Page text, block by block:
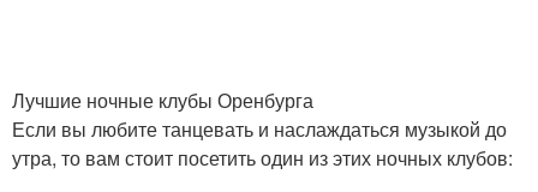
Лучшие ночные клубы Оренбурга
Если вы любите танцевать и наслаждаться музыкой до
утра, то вам стоит посетить один из этих ночных клубов: